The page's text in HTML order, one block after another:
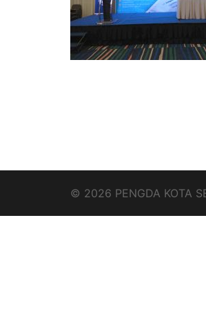
© 2026 PENGDA KOTA